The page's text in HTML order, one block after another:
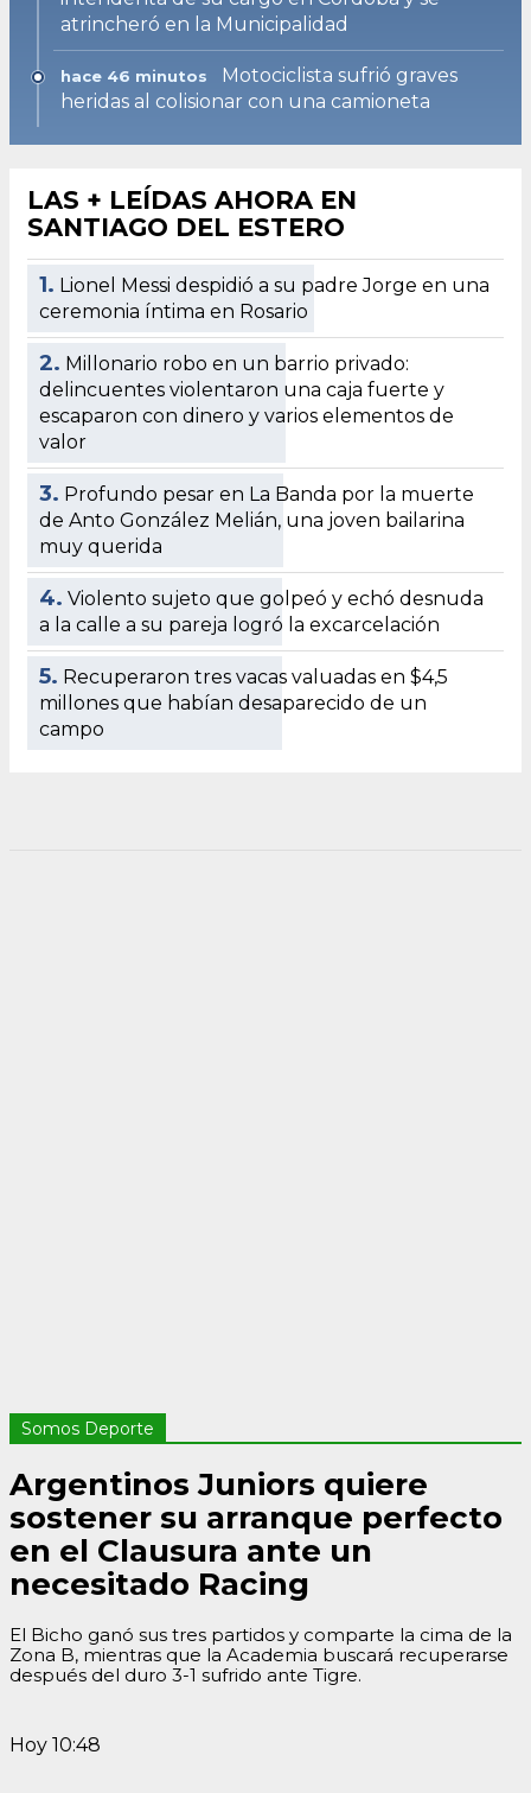
atrincheró en la Municipalidad
hace 46 minutos
Motociclista sufrió graves
heridas al colisionar con una camioneta
LAS + LEÍDAS AHORA EN
SANTIAGO DEL ESTERO
1. Lionel Messi despidió a su padre Jorge en una
ceremonia íntima en Rosario
2. Millonario robo en un barrio privado:
delincuentes violentaron una caja fuerte y
escaparon con dinero y varios elementos de
valor
3. Profundo pesar en La Banda por la muerte
de Anto González Melián, una joven bailarina
muy querida
4. Violento sujeto que golpeó y echó desnuda
a la calle a su pareja logró la excarcelación
5. Recuperaron tres vacas valuadas en $4,5
millones que habían desaparecido de un
campo